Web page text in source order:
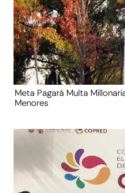
Meta Pagará Multa
Menores